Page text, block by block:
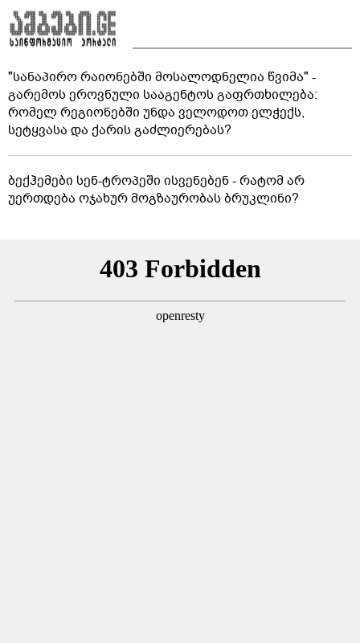
"სანაპირო რაიონებში მოსალოდნელია წვიმა" -
გარემოს ეროვნული სააგენტოს გაფრთხილება:
რომელ რეგიონებში უნდა ველოდოთ ელჭექს,
სეტყვასა და ქარის გაძლიერებას?
ბექჰემები სენ-ტროპეში ისვენებენ - რატომ არ
უერთდება ოჯახურ მოგზაურობას ბრუკლინი?